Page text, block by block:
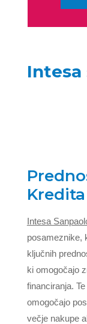
Intesa
Intesa
posameznike,
ključnih
ki omogočajo
financiranja.
omogočajo
večje nakupe